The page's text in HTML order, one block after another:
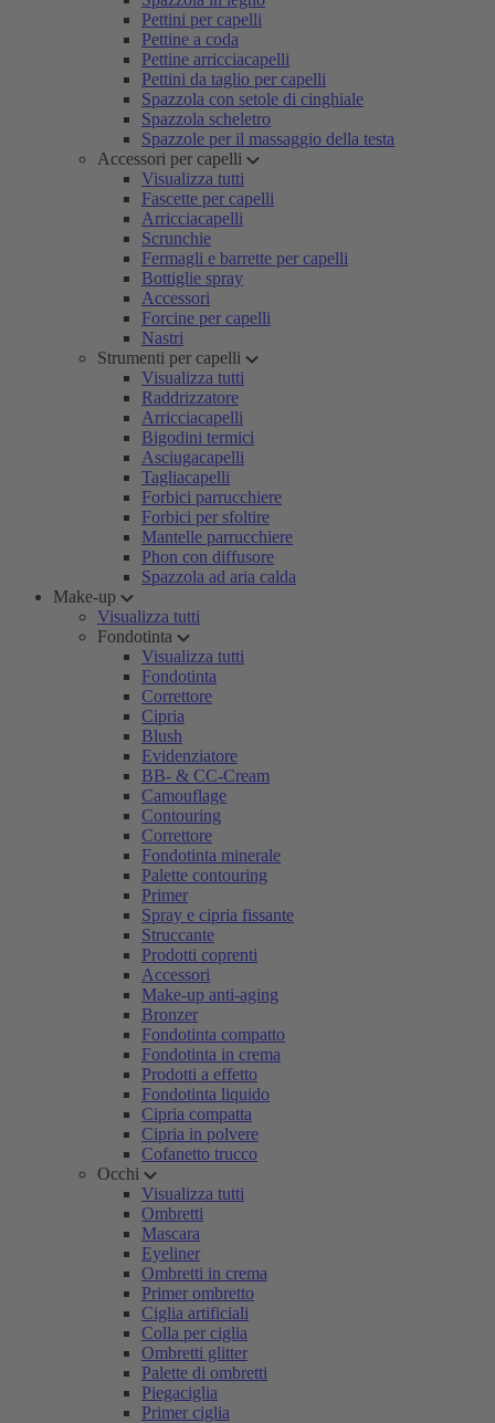
Pettini per capelli
Pettine a coda
Pettine arricciacapelli
Pettini da taglio per capelli
Spazzola con setole di cinghiale
Spazzola scheletro
Spazzole per il massaggio della testa
Accessori per capelli
Visualizza tutti
Fascette per capelli
Arricciacapelli
Scrunchie
Fermagli e barrette per capelli
Bottiglie spray
Accessori
Forcine per capelli
Nastri
Strumenti per capelli
Visualizza tutti
Raddrizzatore
Arricciacapelli
Bigodini termici
Asciugacapelli
Tagliacapelli
Forbici parrucchiere
Forbici per sfoltire
Mantelle parrucchiere
Phon con diffusore
Spazzola ad aria calda
Make-up
Visualizza tutti
Fondotinta
Visualizza tutti
Fondotinta
Correttore
Cipria
Blush
Evidenziatore
BB- & CC-Cream
Camouflage
Contouring
Correttore
Fondotinta minerale
Palette contouring
Primer
Spray e cipria fissante
Struccante
Prodotti coprenti
Accessori
Make-up anti-aging
Bronzer
Fondotinta compatto
Fondotinta in crema
Prodotti a effetto
Fondotinta liquido
Cipria compatta
Cipria in polvere
Cofanetto trucco
Occhi
Visualizza tutti
Ombretti
Mascara
Eyeliner
Ombretti in crema
Primer ombretto
Ciglia artificiali
Colla per ciglia
Ombretti glitter
Palette di ombretti
Piegaciglia
Primer ciglia